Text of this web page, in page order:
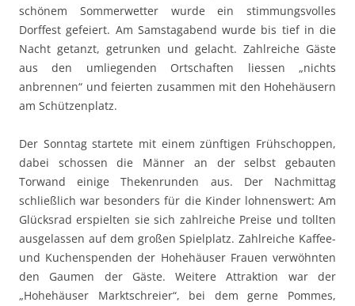
schönem Sommerwetter wurde ein stimmungsvolles
Dorffest gefeiert. Am Samstagabend wurde bis tief in die
Nacht getanzt, getrunken und gelacht. Zahlreiche Gäste
aus den umliegenden Ortschaften liessen „nichts
anbrennen“ und feierten zusammen mit den Hohehäusern
am Schützenplatz.
Der Sonntag startete mit einem zünftigen Frühschoppen,
dabei schossen die Männer an der selbst gebauten
Torwand einige Thekenrunden aus. Der Nachmittag
schließlich war besonders für die Kinder lohnenswert: Am
Glücksrad erspielten sie sich zahlreiche Preise und tollten
ausgelassen auf dem großen Spielplatz. Zahlreiche Kaffee-
und Kuchenspenden der Hohehäuser Frauen verwöhnten
den Gaumen der Gäste. Weitere Attraktion war der
„Hohehäuser Marktschreier“, bei dem gerne Pommes,